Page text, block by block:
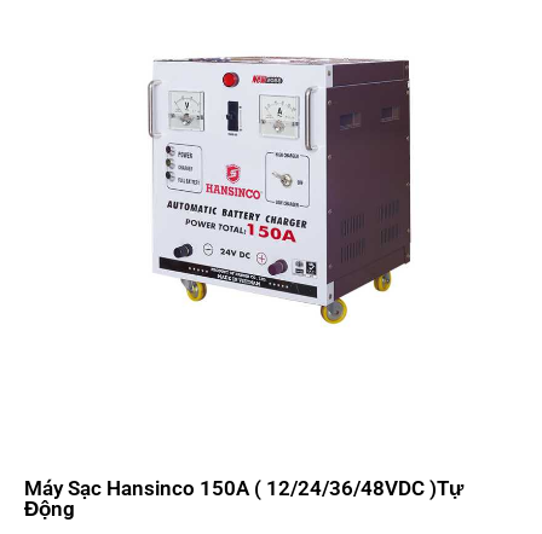
Máy Sạc Hansinco 150A ( 12/24/36/48VDC )Tự
Động